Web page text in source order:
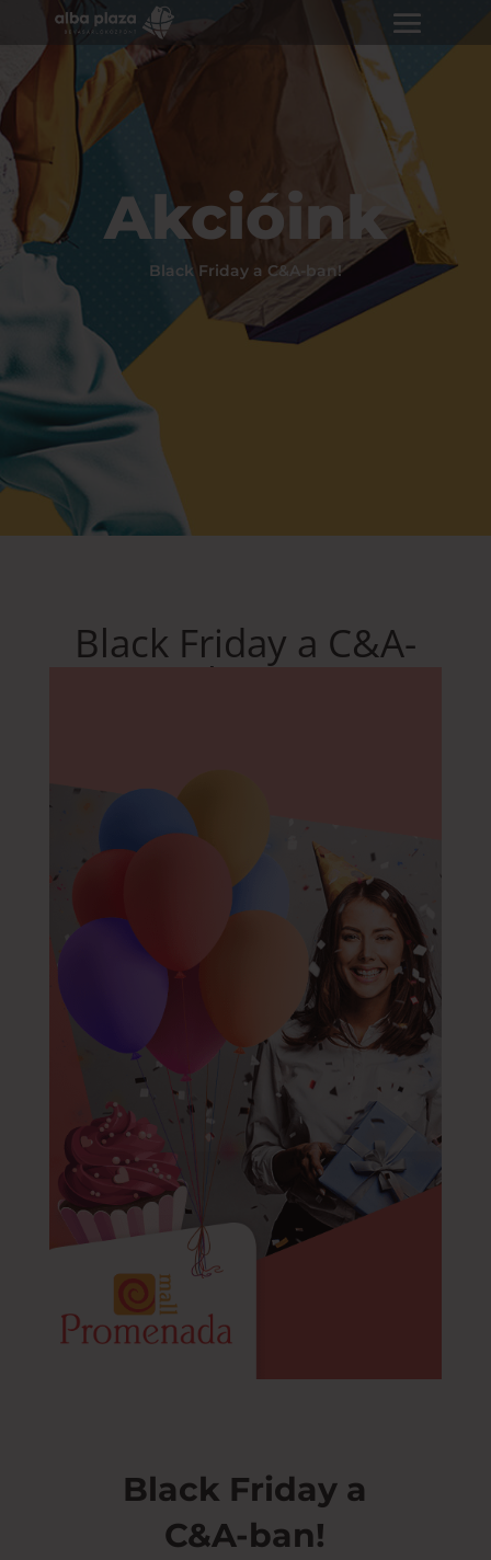
Akcióink
Black Friday a C&A-ban!
Black Friday a C&A-
ban!
Black Friday a
C&A-ban!